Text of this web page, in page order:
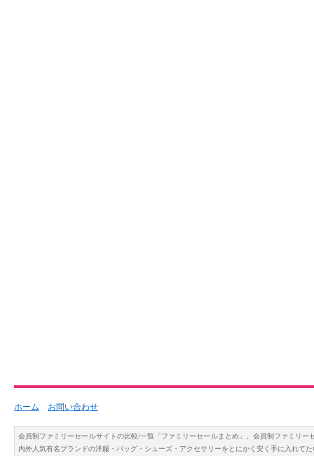
ホーム お問い合わせ
会員制ファミリーセールサイトの比較/一覧「ファミリーセールまとめ」。会員制ファミリ
内外人気有名ブランドの洋服・バッグ・シューズ・アクセサリーをとにかく安く手に入れて